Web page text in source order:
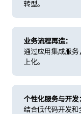
转型。
业务流程再造：
通过应用集成服
上化。
个性化服务与开发
结合低代码开发和